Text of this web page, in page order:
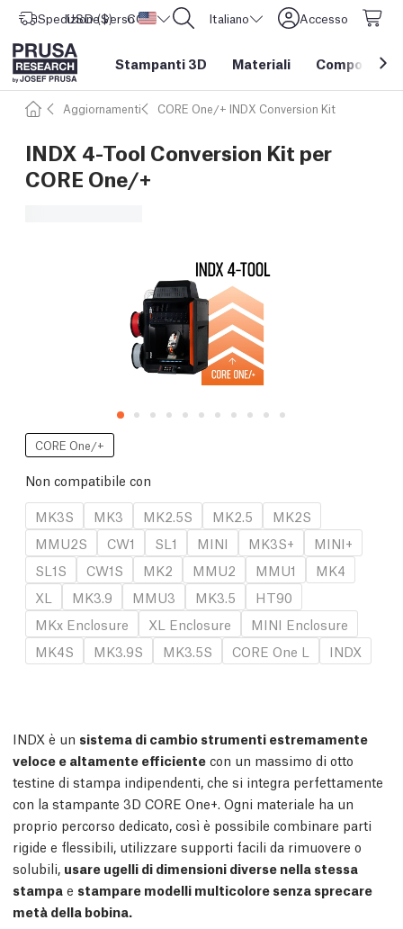
Spedizione verso Stati Uniti d'America
USD ($) CORE One L: Ora disponibile! Italiano Accesso
Stampanti 3D Materiali Componenti
Aggiornamenti CORE One/+ INDX Conversion Kit
INDX 4-Tool Conversion Kit per
CORE One/+
CORE One/+
Non compatibile con
MK3S
MK3 MK2.5S MK2.5
MK2S
MMU2S
CW1 SL1 MINI MK3S+
MINI+
SL1S
CW1S MK2 MMU2 MMU1
MK4
XL
MK3.9 MMU3 MK3.5
HT90
MKx Enclosure
XL Enclosure
MINI Enclosure
MK4S
MK3.9S MK3.5S CORE One L INDX
INDX è un sistema di cambio strumenti estremamente
veloce e altamente efficiente con un massimo di otto
testine di stampa indipendenti, che si integra perfettamente
con la stampante 3D CORE One+. Ogni materiale ha un
proprio percorso dedicato, così è possibile combinare parti
rigide e flessibili, utilizzare supporti facili da rimuovere o
solubili, usare ugelli di dimensioni diverse nella stessa
stampa e stampare modelli multicolore senza sprecare
metà della bobina.